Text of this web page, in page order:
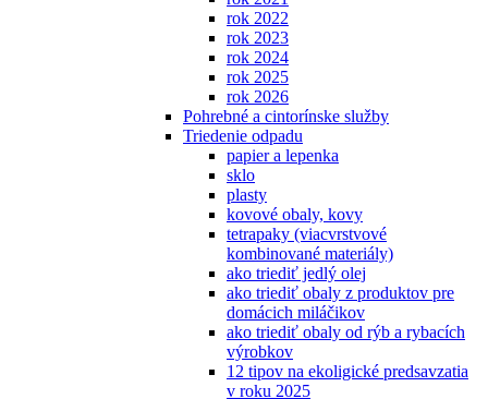
rok 2022
rok 2023
rok 2024
rok 2025
rok 2026
Pohrebné a cintorínske služby
Triedenie odpadu
papier a lepenka
sklo
plasty
kovové obaly, kovy
tetrapaky (viacvrstvové
kombinované materiály)
ako triediť jedlý olej
ako triediť obaly z produktov pre
domácich miláčikov
ako triediť obaly od rýb a rybacích
výrobkov
12 tipov na ekoligické predsavzatia
v roku 2025